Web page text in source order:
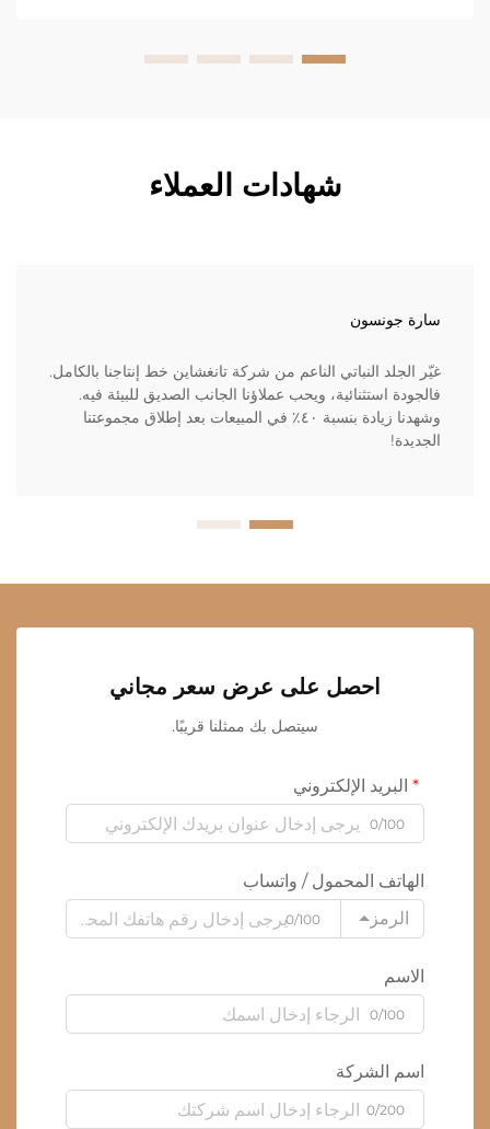
شهادات العملاء
سارة جونسون
غيّر الجلد النباتي الناعم من شركة تانغشاين خط إنتاجنا بالكامل.
فالجودة استثنائية، ويحب عملاؤنا الجانب الصديق للبيئة فيه.
وشهدنا زيادة بنسبة ٤٠٪ في المبيعات بعد إطلاق مجموعتنا
الجديدة!
احصل على عرض سعر مجاني
سيتصل بك ممثلنا قريبًا.
البريد الإلكتروني
0/100
الهاتف المحمول / واتساب
الرمز
0/100
الاسم
0/100
اسم الشركة
0/200